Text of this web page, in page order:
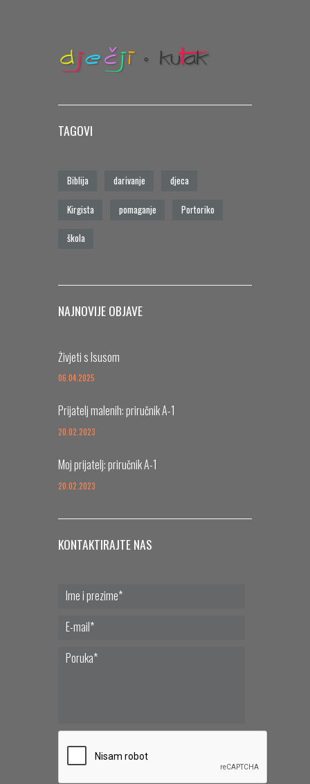
TAGOVI
Biblija darivanje djeca
Kirgista pomaganje Portoriko
škola
NAJNOVIJE OBJAVE
Živjeti s Isusom
06.04.2025
Prijatelj malenih: priručnik A-1
20.02.2023
Moj prijatelj: priručnik A-1
20.02.2023
KONTAKTIRAJTE NAS